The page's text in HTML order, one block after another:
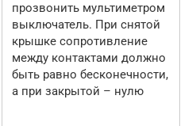
прозвонить мультиметром
выключатель. При снятой
крышке сопротивление
между контактами должно
быть равно бесконечности,
а при закрытой – нулю